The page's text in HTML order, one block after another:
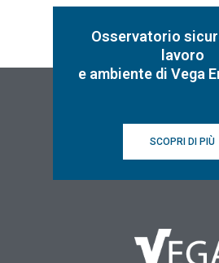
Osservatorio
lavoro
e ambiente di Vega
SCOPRI DI PIÙ